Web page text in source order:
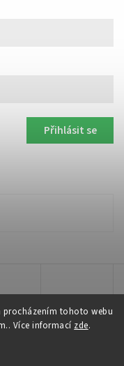
procházením tohoto webu
Více informací zde.
Přihlásit se